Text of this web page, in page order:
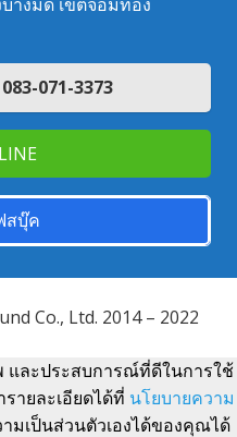
071-3373
สบุ๊ค
Co., Ltd. 2014 – 2022
และประสบการณ์ที่ดีในการใช้
ายละเอียดได้ที่ นโยบายความ
มเป็นส่วนตัวเองได้ของคุณได้